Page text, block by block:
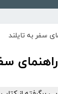
سفر به تایلند